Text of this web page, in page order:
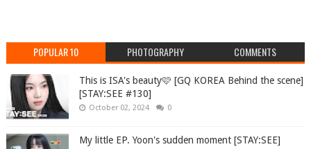
POPULAR 10 PHOTOGRAPHY COMMENTS
This is ISA's beauty🩷 [GQ KOREA Behind the scene]
[STAY:SEE #130]
October 02, 2024 0
My little EP. Yoon's sudden moment [STAY:SEE]